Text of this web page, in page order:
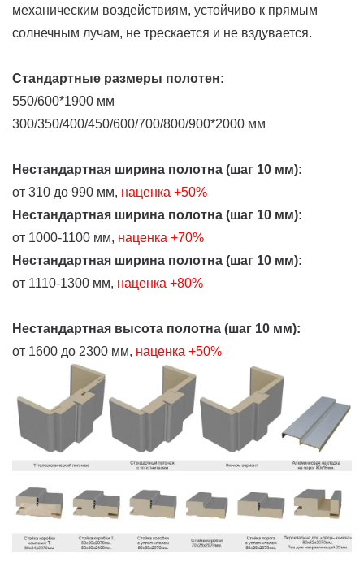
механическим воздействиям, устойчиво к прямым
солнечным лучам, не трескается и не вздувается.
Стандартные размеры полотен:
550/600*1900 мм
300/350/400/450/600/700/800/900*2000 мм
Нестандартная ширина полотна (шаг 10 мм):
от 310 до 990 мм, наценка +50%
Нестандартная ширина полотна (шаг 10 мм):
от 1000-1100 мм, наценка +70%
Нестандартная ширина полотна (шаг 10 мм):
от 1110-1300 мм, наценка +80%
Нестандартная высота полотна (шаг 10 мм):
от 1600 до 2300 мм, наценка +50%